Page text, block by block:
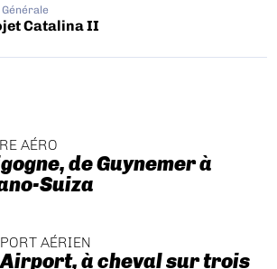
Catalina II
AÉRO
de Guynemer à
Suiza
AÉRIEN
à cheval sur trois